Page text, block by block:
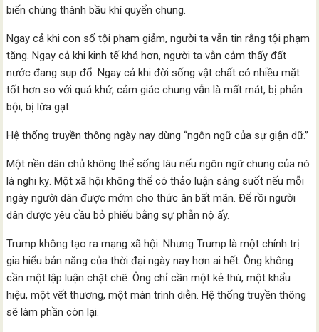
biến chúng thành bầu khí quyển chung.
Ngay cả khi con số tội phạm giảm, người ta vẫn tin rằng tội phạm
tăng. Ngay cả khi kinh tế khá hơn, người ta vẫn cảm thấy đất
nước đang sụp đổ. Ngay cả khi đời sống vật chất có nhiều mặt
tốt hơn so với quá khứ, cảm giác chung vẫn là mất mát, bị phản
bội, bị lừa gạt.
Hệ thống truyền thông ngày nay dùng “ngôn ngữ của sự giận dữ.”
Một nền dân chủ không thể sống lâu nếu ngôn ngữ chung của nó
là nghi kỵ. Một xã hội không thể có thảo luận sáng suốt nếu mỗi
ngày người dân được mớm cho thức ăn bất mãn. Để rồi người
dân được yêu cầu bỏ phiếu bằng sự phẫn nộ ấy.
Trump không tạo ra mạng xã hội. Nhưng Trump là một chính trị
gia hiểu bản năng của thời đại ngày nay hơn ai hết. Ông không
cần một lập luận chặt chẽ. Ông chỉ cần một kẻ thù, một khẩu
hiệu, một vết thương, một màn trình diễn. Hệ thống truyền thông
sẽ làm phần còn lại.